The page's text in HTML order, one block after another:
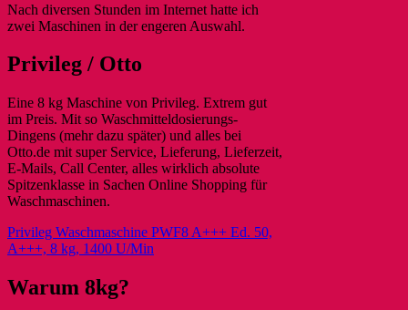
Nach diversen Stunden im Internet hatte ich
zwei Maschinen in der engeren Auswahl.
Privileg / Otto
Eine 8 kg Maschine von Privileg. Extrem gut
im Preis. Mit so Waschmitteldosierungs-
Dingens (mehr dazu später) und alles bei
Otto.de mit super Service, Lieferung, Lieferzeit,
E-Mails, Call Center, alles wirklich absolute
Spitzenklasse in Sachen Online Shopping für
Waschmaschinen.
Privileg Waschmaschine PWF8 A+++ Ed. 50,
A+++, 8 kg, 1400 U/Min
Warum 8kg?